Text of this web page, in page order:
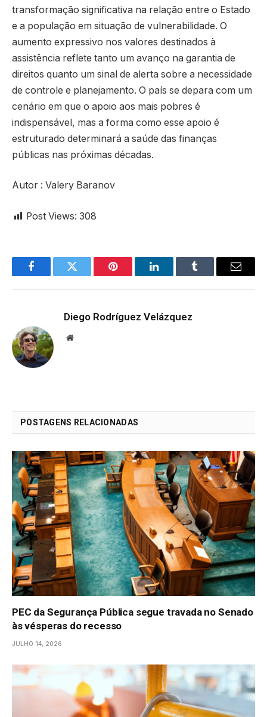
transformação significativa na relação entre o Estado
e a população em situação de vulnerabilidade. O
aumento expressivo nos valores destinados à
assistência reflete tanto um avanço na garantia de
direitos quanto um sinal de alerta sobre a necessidade
de controle e planejamento. O país se depara com um
cenário em que o apoio aos mais pobres é
indispensável, mas a forma como esse apoio é
estruturado determinará a saúde das finanças
públicas nas próximas décadas.
Autor : Valery Baranov
Post Views: 308
FacebookTwitter Pinterest LinkedInTumblr Email
Diego Rodríguez Velázquez
Website
POSTAGENS RELACIONADAS
PEC da Segurança Pública segue travada no Senado
às vésperas do recesso
JULHO 14, 2026